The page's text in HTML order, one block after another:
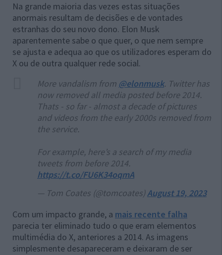
Na grande maioria das vezes estas situações
anormais resultam de decisões e de vontades
estranhas do seu novo dono. Elon Musk
aparentemente sabe o que quer, o que nem sempre
se ajusta e adequa ao que os utilizadores esperam do
X ou de outra qualquer rede social.
More vandalism from @elonmusk. Twitter has
now removed all media posted before 2014.
Thats - so far - almost a decade of pictures
and videos from the early 2000s removed from
the service.
For example, here’s a search of my media
tweets from before 2014.
https://t.co/FU6K34oqmA
— Tom Coates (@tomcoates)August 19, 2023
Com um impacto grande, a mais recente falha
parecia ter eliminado tudo o que eram elementos
multimédia do X, anteriores a 2014. As imagens
simplesmente desapareceram e deixaram de ser